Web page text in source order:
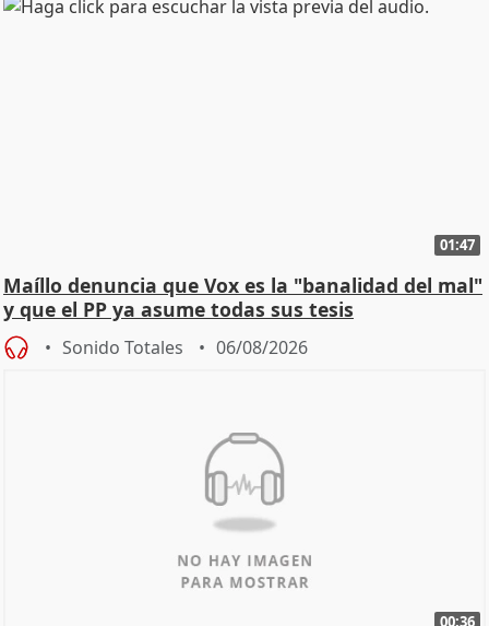
01:47
Maíllo denuncia que Vox es la "banalidad del mal"
y que el PP ya asume todas sus tesis
Sonido Totales 06/08/2026
00:36